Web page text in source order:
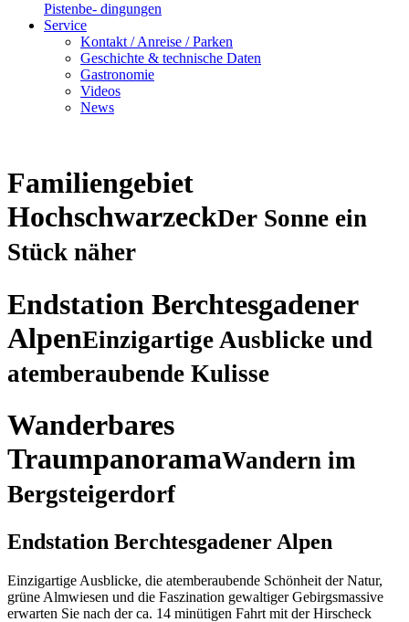
Pistenbe- dingungen
Service
Kontakt / Anreise / Parken
Geschichte & technische Daten
Gastronomie
Videos
News
Familiengebiet
HochschwarzeckDer Sonne ein
Stück näher
Endstation Berchtesgadener
AlpenEinzigartige Ausblicke und
atemberaubende Kulisse
Wanderbares
TraumpanoramaWandern im
Bergsteigerdorf
Endstation Berchtesgadener Alpen
Einzigartige Ausblicke, die atemberaubende Schönheit der Natur,
grüne Almwiesen und die Faszination gewaltiger Gebirgsmassive
erwarten Sie nach der ca. 14 minütigen Fahrt mit der Hirscheck